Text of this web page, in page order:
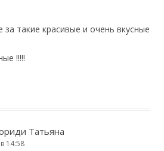
такие красивые и очень вкусные
!!!!!
Татьяна
14:58